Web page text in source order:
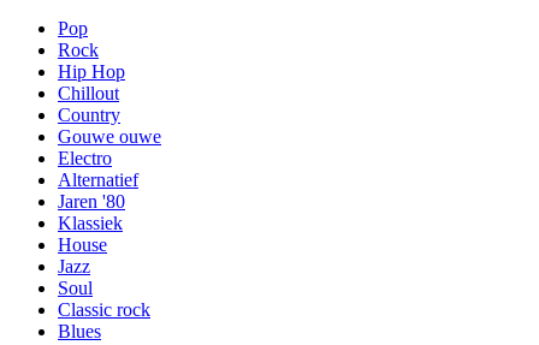
Pop
Rock
Hip Hop
Chillout
Country
Gouwe ouwe
Electro
Alternatief
Jaren '80
Klassiek
House
Jazz
Soul
Classic rock
Blues